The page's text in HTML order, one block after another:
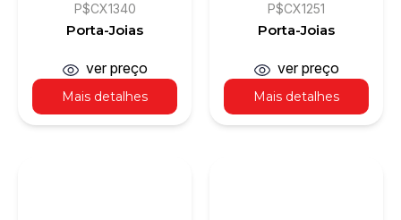
P$CX1340
Porta-Joias
Mais detalhes
ver preço
P$CX1251
Porta-Joias
Mais detalhes
ver preço